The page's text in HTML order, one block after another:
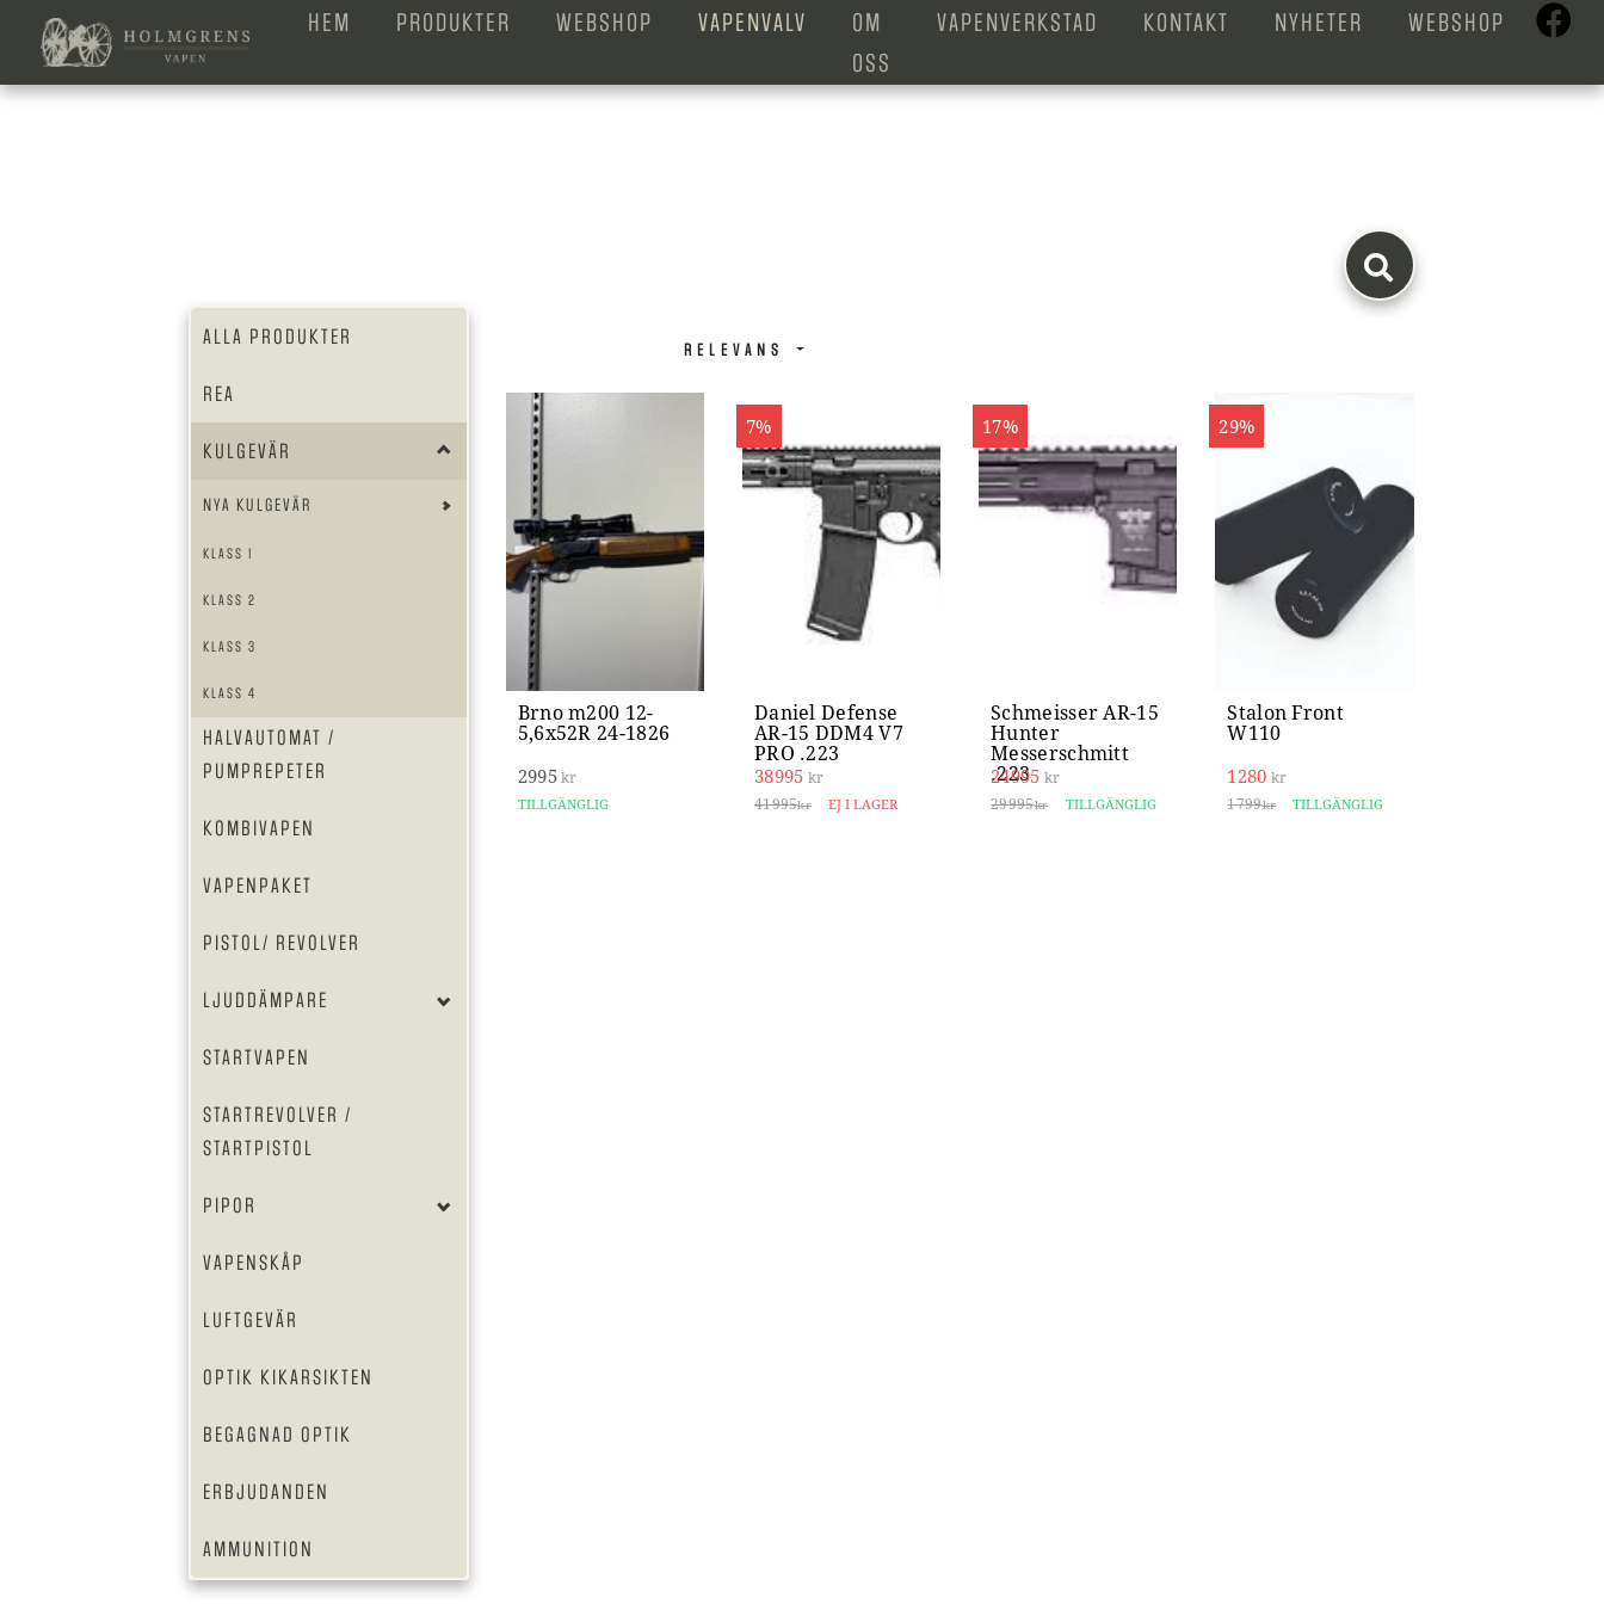
HEM PRODUKTER WEBSHOP VAPENVALV
OM
OSS
VAPENVERKSTAD KONTAKT NYHETER WEBSHOP
ALLA PRODUKTER
REA
KULGEVÄR
NYA KULGEVÄR
KLASS 1
KLASS 2
KLASS 3
KLASS 4
BEG KULGEVÄR
HAGELVAPEN
VÄNSTERVAPEN
HALVAUTOMAT /
PUMPREPETER
KOMBIVAPEN
VAPENPAKET
PISTOL/ REVOLVER
LJUDDÄMPARE
STARTVAPEN
STARTREVOLVER /
STARTPISTOL
PIPOR
VAPENSKÅP
LUFTGEVÄR
OPTIK KIKARSIKTEN
BEGAGNAD OPTIK
ERBJUDANDEN
AMMUNITION
RELEVANS
Brno m200 12-
5,6x52R 24-1826
2995kr
TILLGÄNGLIG
7%
Daniel Defense
AR-15 DDM4 V7
PRO .223
38995 kr
41995kr EJ I LAGER
17%
Schmeisser AR-15
Hunter
Messerschmitt
.223
24995 kr
29995kr TILLGÄNGLIG
29%
Stalon Front
W110
1280 kr
1799kr TILLGÄNGLIG